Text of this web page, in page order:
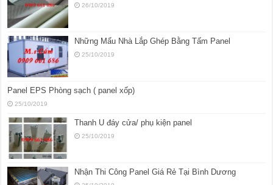
26/10/2019
Những Mẩu Nhà Lắp Ghép Bằng Tấm Panel
25/10/2019
Panel EPS Phòng sạch ( panel xốp)
25/10/2019
Thanh U đáy cửa/ phụ kiện panel
25/10/2019
Nhận Thi Công Panel Giá Rẻ Tại Bình Dương